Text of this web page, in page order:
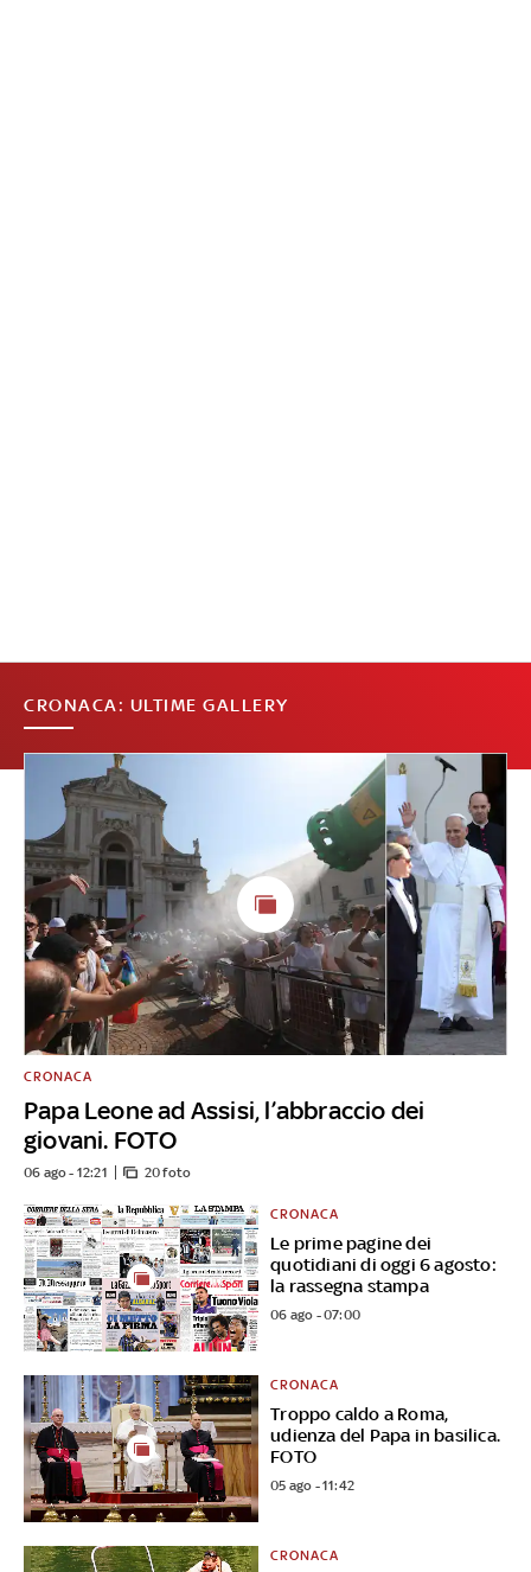
CRONACA: ULTIME GALLERY
Papa Leone ad Assisi, l’abbraccio dei
giovani. FOTO
CRONACA
06 ago - 12:21 20 foto
Le prime pagine dei
quotidiani di oggi 6 agosto:
la rassegna stampa
CRONACA
06 ago - 07:00
Troppo caldo a Roma,
udienza del Papa in basilica.
FOTO
CRONACA
05 ago - 11:42
CRONACA